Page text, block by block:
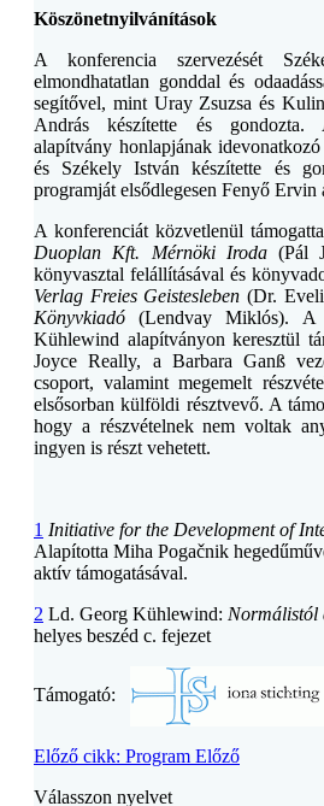
Köszönetnyilvánítások
A konferencia szervezését
elmondhatatlan gonddal és
segítővel, mint Uray Zsuzsa és
András készítette és
alapítvány honlapjának
és Székely István készítette és
programját elsődlegesen Fenyő Ervin
A konferenciát közvetlenül
Duoplan Kft. Mérnöki Iroda(Pál
könyvasztal felállításával és
Verlag Freies Geistesleben (Dr.
Könyvkiadó (Lendvay Miklós). A
Kühlewind alapítványon keresztül
Joyce Really, a Barbara Ganß
csoport, valamint megemelt
elsősorban külföldi résztvevő. A
hogy a részvételnek nem voltak
ingyen is részt vehetett.
1 Initiative for the Development of
Alapította Miha Pogačnik
aktív támogatásával.
2 Ld. Georg Kühlewind: Normálistól
helyes beszéd c. fejezet
Támogató:
Előző cikk: Program Előző
Válasszon nyelvet